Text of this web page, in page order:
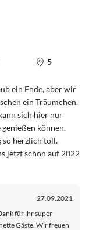
5
ein Ende, aber wir
ein Träumchen.
sich hier nur
können.
so herzlich toll.
jetzt schon auf 2022
27.09.2021
für ihr super
Gäste. Wir freuen